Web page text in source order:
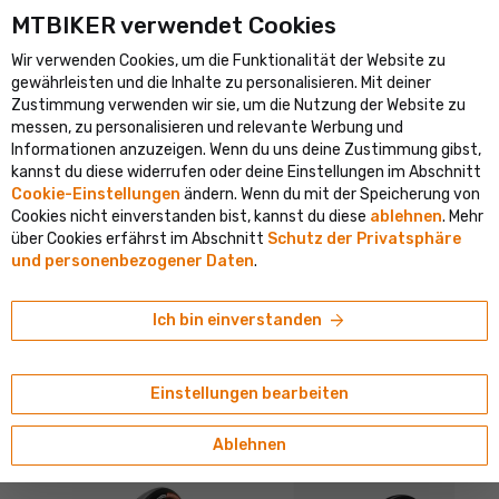
Fahrradportal in Mitteleuropa Verifizierter Shop mit mehr
DE shopping_cart person
Shopnavigate_nextReifen und Schläuchenavigate_nextSchlauchreifen
SCHLAUCHREIFEN
sich von klassischen Reifen unterscheiden. Anstatt mit einem
Wulst an der Felge befestigt zu werden, werden die Reifen um
einer speziell entwickelten Felge montiert. Schlauchreifen
werden vor allem bei Rennrädern eingesetzt, erfreuen sich
aber auch in anderen Radsportdisziplinen großer Beliebtheit.
Schlauchreifen haben einige Vorteile, und Folgendes solltest
du wissen, wenn du erwägst, sie an einem Rennrad zu
Mehr zeigen
Filtrieren sort Ordnen nach
Auf Lager > 2 Stück
MTBIKER verwendet Cookies
Wir verwenden Cookies, um die Funktionalität der Website zu
gewährleisten und die Inhalte zu personalisieren. Mit deiner
Zustimmung verwenden wir sie, um die Nutzung der Website zu
messen, zu personalisieren und relevante Werbung und
Informationen anzuzeigen. Wenn du uns deine Zustimmung gibst,
kannst du diese widerrufen oder deine Einstellungen im Abschnitt
Cookie-Einstellungen ändern. Wenn du mit der Speicherung von
Cookies nicht einverstanden bist, kannst du diese ablehnen. Mehr
über Cookies erfährst im Abschnitt Schutz der Privatsphäre
und personenbezogener Daten.
Einstellungen bearbeiten
Ablehnen
Ich bin einverstanden arrow_forward